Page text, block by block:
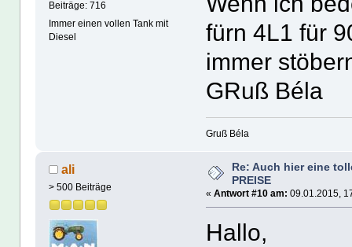
Beiträge: 716
Immer einen vollen Tank mit
Diesel
fürn 4L1 für
immer
GRuß Béla
Gruß Béla
ali
> 500 Beiträge
Re: Auch hier eine
PREISE
«Antwort #10 am: 09.01.2015,
Hallo,